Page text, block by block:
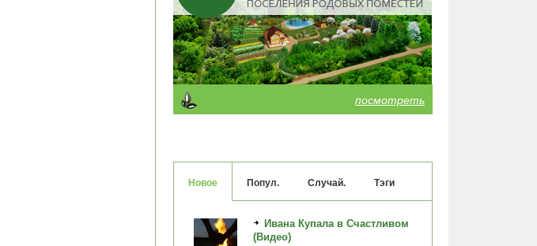
посмотреть
Новое Попул. Случай. Тэги
Ивана Купала в Счастливом
(Видео)